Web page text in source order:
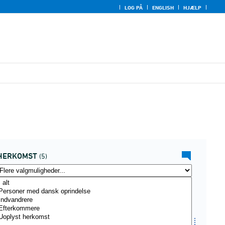
LOG PÅ ENGLISH HJÆLP
(5)